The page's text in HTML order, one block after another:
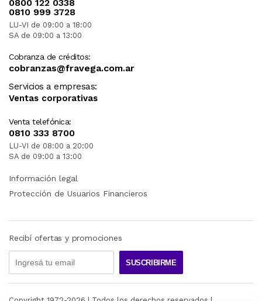
0800 122 0338
0810 999 3728
LU-VI de 09:00 a 18:00
SA de 09:00 a 13:00
Cobranza de créditos:
cobranzas@fravega.com.ar
Servicios a empresas:
Ventas corporativas
Venta telefónica:
0810 333 8700
LU-VI de 08:00 a 20:00
SA de 09:00 a 13:00
Información legal
Protección de Usuarios Financieros
Recibí ofertas y promociones
SUSCRIBIRME